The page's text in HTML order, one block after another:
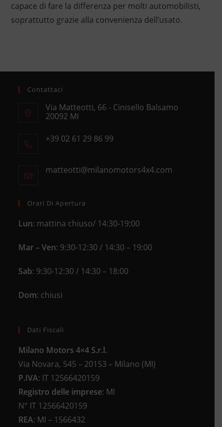
capace di fare la differenza per molti automobilisti,
soprattutto grazie alla convenienza dell’usato.
Contattaci
Via Matteotti, 66 - Cinisello Balsamo
20092 MI
in
tab
+39 02 61 29 86 99
your
matteotti@milanomotors4x4.comOpens
Orari Di Apertura
Lun: mattina chiuso/ 14:30-19:00
Mar – Ven: 9:30-12:30 / 14:30 – 19:00
Sab: 9:30-12:30 / 14:30 – 18:00
Dom: chiusi
Dati Fiscali
Milano Motors 4×4 S.r.l.
Via Novara, 545 – 20153 – Milano (MI)
P.IVA: IT 12566420159
Registro delle imprese: MI
N° IT 12566420159
REA: MI – 1566432